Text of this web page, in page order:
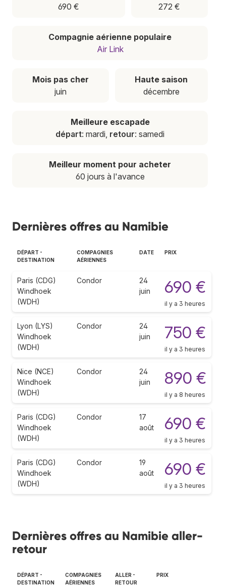
690 €
272 €
Compagnie aérienne populaire
Air Link
Mois pas cher
juin
Haute saison
décembre
Meilleure escapade
départ: mardi, retour: samedi
Meilleur moment pour acheter
60 jours à l'avance
Dernières offres au Namibie
DÉPART -
DESTINATION
COMPAGNIES
AÉRIENNES
DATE PRIX
Paris (CDG)
Windhoek
(WDH)
Condor
24
juin
690 €
il y a 3 heures
Lyon (LYS)
Windhoek
(WDH)
Condor
24
juin
750 €
il y a 3 heures
Nice (NCE)
Windhoek
(WDH)
Condor
24
juin
890 €
il y a 8 heures
Paris (CDG)
Windhoek
(WDH)
Condor
17
août
690 €
il y a 3 heures
Paris (CDG)
Windhoek
(WDH)
Condor
19
août
690 €
il y a 3 heures
Dernières offres au Namibie aller-
retour
DÉPART -
DESTINATION
COMPAGNIES
AÉRIENNES
ALLER -
RETOUR
PRIX